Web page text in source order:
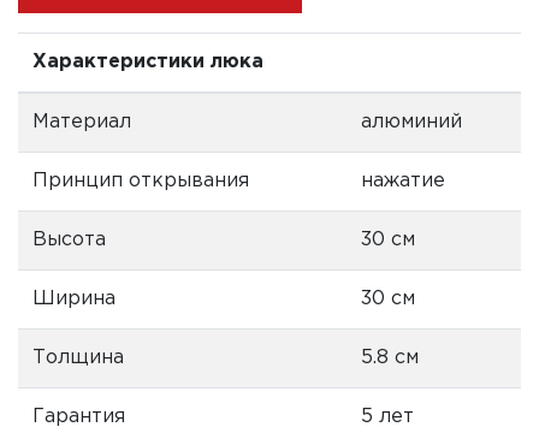
Характеристики люка
Материал алюминий
Принцип открывания нажатие
Высота 30 см
Ширина 30 см
Толщина 5.8 см
Гарантия 5 лет